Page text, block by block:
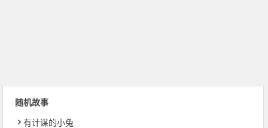
随机故事
有计谋的小兔